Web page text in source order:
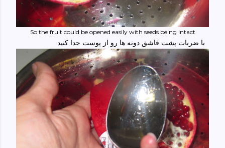
So the fruit could be opened easily with seeds being intact